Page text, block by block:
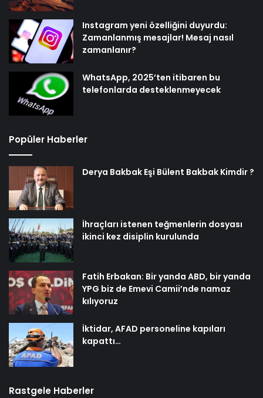
Instagram yeni özelliğini duyurdu:
Zamanlanmış mesajlar! Mesaj nasıl
zamanlanır?
WhatsApp, 2025’ten itibaren bu
telefonlarda desteklenmeyecek
Popüler Haberler
Derya Bakbak Eşi Bülent Bakbak Kimdir ?
İhraçları istenen teğmenlerin dosyası
ikinci kez disiplin kurulunda
Fatih Erbakan: Bir yanda ABD, bir yanda
YPG biz de Emevi Camii’nde namaz
kılıyoruz
İktidar, AFAD personeline kapıları
kapattı…
Rastgele Haberler